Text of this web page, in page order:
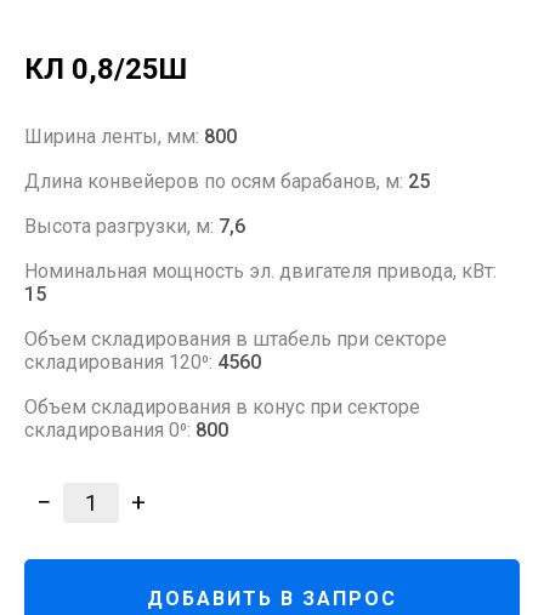
КЛ 0,8/25Ш
Ширина ленты, мм: 800
Длина конвейеров по осям барабанов, м: 25
Высота разгрузки, м: 7,6
Номинальная мощность эл. двигателя привода, кВт:
15
Объем складирования в штабель при секторе
складирования 120⁰: 4560
Объем складирования в конус при секторе
складирования 0⁰: 800
− 1 +
ДОБАВИТЬ В ЗАПРОС